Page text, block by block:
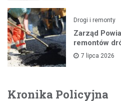
Drogi i remonty
Zarząd
remontów
7 lipca 2026
Kronika Policyjna